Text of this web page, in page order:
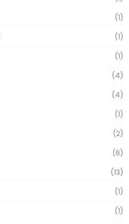
(1)
(1)
(1)
(4)
(4)
(1)
(2)
(6)
(13)
(1)
(1)